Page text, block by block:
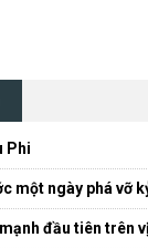
Phi
một ngày phá vỡ
đầu tiên trên